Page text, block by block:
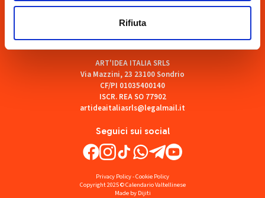
Rifiuta
Seguici sui social
ART'IDEA ITALIA SRLS
Via Mazzini, 23 23100 Sondrio
CF/PI 01035400140
ISCR. REA SO 77902
artideaitaliasrls@legalmail.it
Privacy Policy-Cookie Policy
Copyright 2025 © Calendario Valtellinese
Made by Dijiti